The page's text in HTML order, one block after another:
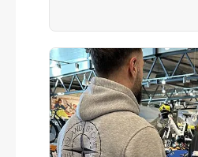
Sattel
Ergon Sm
Gabel
Fox 36 Float Performance
Pos Micro Adjust